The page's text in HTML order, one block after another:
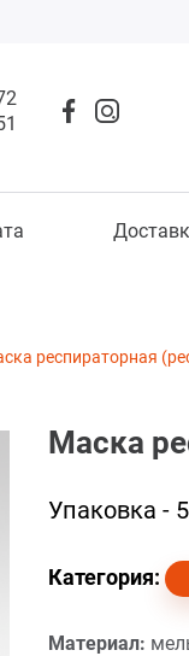
респираторная
Маска
Упаковка -
Категория:
Материал: